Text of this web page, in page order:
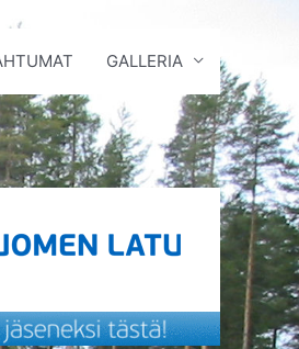
GALLERIA